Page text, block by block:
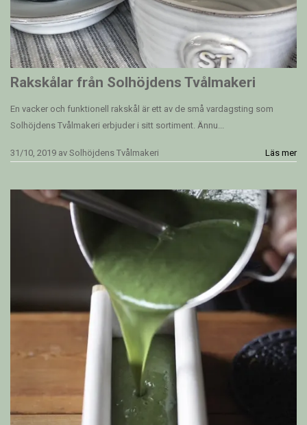
Rakskålar från Solhöjdens Tvålmakeri
En vacker och funktionell rakskål är ett av de små vardagsting som
Solhöjdens Tvålmakeri erbjuder i sitt sortiment. Ännu...
31/10, 2019 av Solhöjdens Tvålmakeri Läs mer